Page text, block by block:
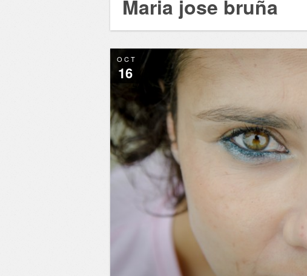
Maria jose bruña
OCT
16